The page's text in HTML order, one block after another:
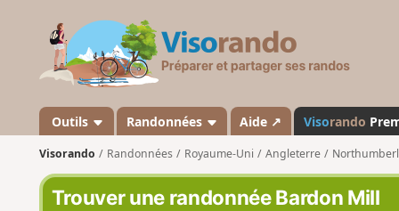
s
a
n
d
o
Outils Randonnées Aide ↗ Visorando
Visorando Randonnées Royaume-Uni Angleterre
Trouver une randonnée Bardon Mill